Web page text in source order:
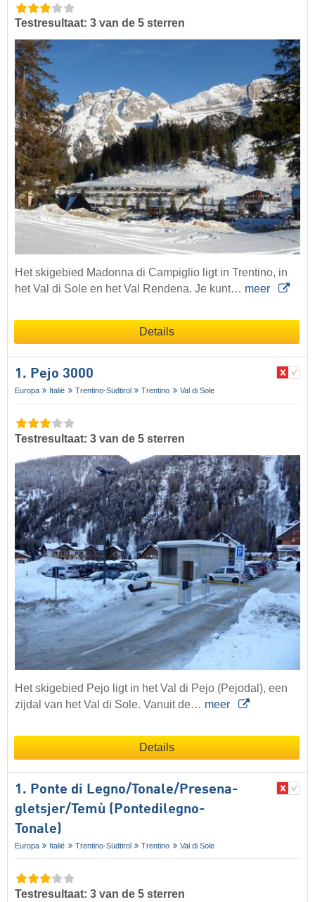
Testresultaat: 3 van de 5 sterren
Het skigebied Madonna di Campiglio ligt in Trentino, in
het Val di Sole en het Val Rendena. Je kunt… meer
Details
1. Pejo 3000
Europa Italië Trentino-Südtirol Trentino Val di Sole
Testresultaat: 3 van de 5 sterren
Het skigebied Pejo ligt in het Val di Pejo (Pejodal), een
zijdal van het Val di Sole. Vanuit de… meer
Details
1. Ponte di Legno/​​Tonale/​​Presena-
gletsjer/​​Temù (Pontedilegno-
Tonale)
Europa Italië Trentino-Südtirol Trentino Val di Sole
Testresultaat: 3 van de 5 sterren